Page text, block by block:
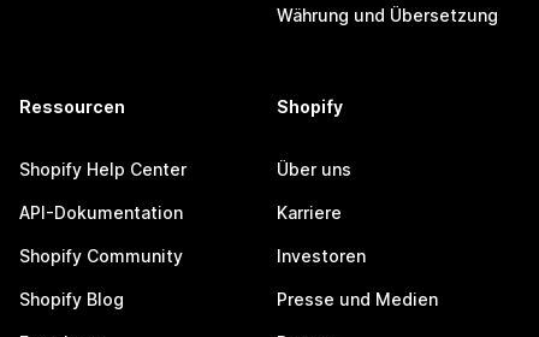
Währung und Übersetzung
Ressourcen
Shopify Help Center
API-Dokumentation
Shopify Community
Shopify Blog
Shopify
Über uns
Karriere
Investoren
Presse und Medien